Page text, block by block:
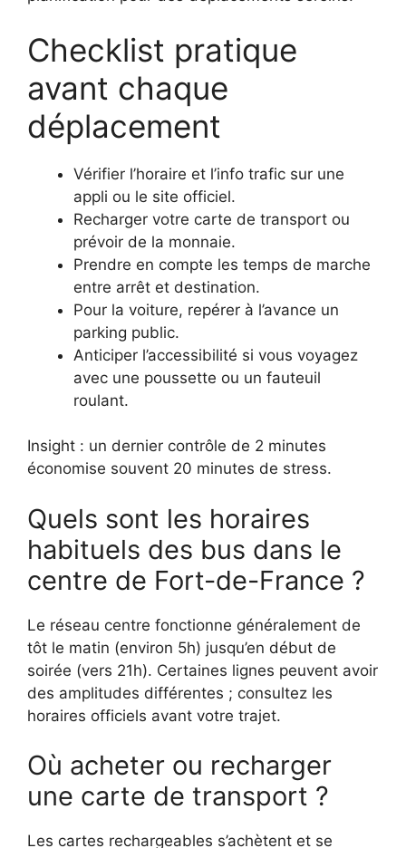
Checklist pratique
avant chaque
déplacement
Vérifier l’horaire et l’info trafic sur une
appli ou le site officiel.
Recharger votre carte de transport ou
prévoir de la monnaie.
Prendre en compte les temps de marche
entre arrêt et destination.
Pour la voiture, repérer à l’avance un
parking public.
Anticiper l’accessibilité si vous voyagez
avec une poussette ou un fauteuil
roulant.
Insight : un dernier contrôle de 2 minutes
économise souvent 20 minutes de stress.
Quels sont les horaires
habituels des bus dans le
centre de Fort-de-France ?
Le réseau centre fonctionne généralement de
tôt le matin (environ 5h) jusqu’en début de
soirée (vers 21h). Certaines lignes peuvent avoir
des amplitudes différentes ; consultez les
horaires officiels avant votre trajet.
Où acheter ou recharger
une carte de transport ?
Les cartes rechargeables s’achètent et se